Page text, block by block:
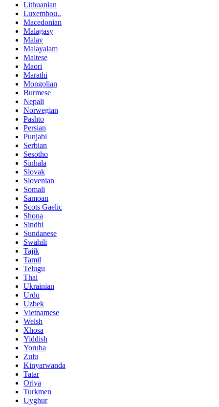
Lithuanian
Luxembou..
Macedonian
Malagasy
Malay
Malayalam
Maltese
Maori
Marathi
Mongolian
Burmese
Nepali
Norwegian
Pashto
Persian
Punjabi
Serbian
Sesotho
Sinhala
Slovak
Slovenian
Somali
Samoan
Scots Gaelic
Shona
Sindhi
Sundanese
Swahili
Tajik
Tamil
Telugu
Thai
Ukrainian
Urdu
Uzbek
Vietnamese
Welsh
Xhosa
Yiddish
Yoruba
Zulu
Kinyarwanda
Tatar
Oriya
Turkmen
Uyghur